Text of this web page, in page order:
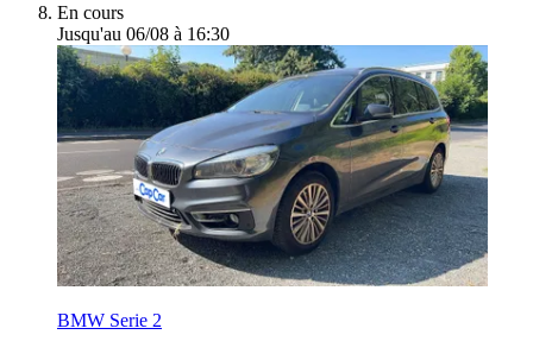
En cours
Jusqu'au 06/08 à 16:30
BMW Serie 2